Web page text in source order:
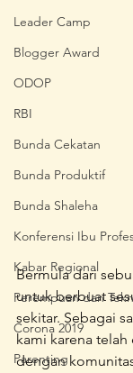
Leader Camp
Blogger Award
ODOP
RBI
Bunda Cekatan
Bunda Produktif
Bunda Shaleha
Konferensi Ibu
Kabar Regional
Perempuan dan
Corona 2019
Parenting
Bermula dari
untuk berbuat
sekitar. Sebagai
kami karena
dengan